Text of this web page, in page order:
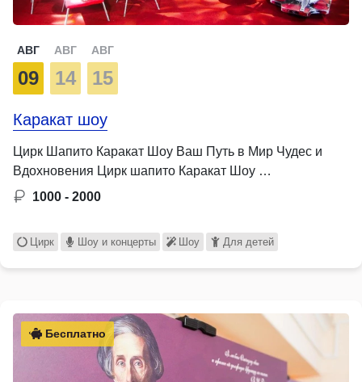
АВГ
09
АВГ
14
АВГ
15
Каракат шоу
Цирк Шапито Каракат Шоу Ваш Путь в Мир Чудес и
Вдохновения Цирк шапито Каракат Шоу …
1000 - 2000
Цирк Шоу и концерты Шоу Для детей
Бесплатно